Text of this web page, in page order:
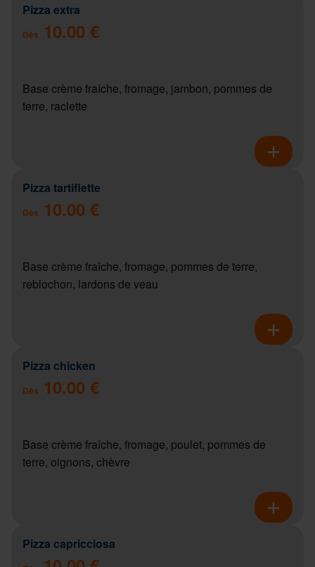
Pizza extra
Dès 10.00 €
Base crème fraîche, fromage, jambon, pommes de
terre, raclette
Pizza tartiflette
Dès 10.00 €
Base crème fraîche, fromage, pommes de terre,
reblochon, lardons de veau
Pizza chicken
Dès 10.00 €
Base crème fraîche, fromage, poulet, pommes de
terre, oignons, chèvre
Pizza capricciosa